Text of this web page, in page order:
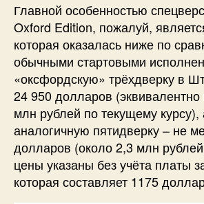
Главной особенностью
Oxford Edition, пожалуй,
которая оказалась ниже по
обычными стартовыми
«оксфордскую» трёхдверку в
24 950 долларов
млн рублей по текущему курсу),
аналогичную пятидверку – не
долларов (около 2,3 млн
цены указаны без учёта платы
которая составляет 1175